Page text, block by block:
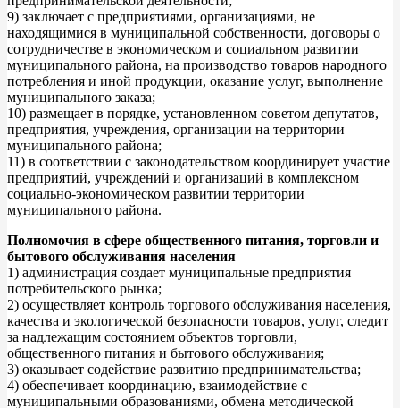
9) заключает с предприятиями, организациями, не
находящимися в муниципальной собственности, договоры о
сотрудничестве в экономическом и социальном развитии
муниципального района, на производство товаров народного
потребления и иной продукции, оказание услуг, выполнение
муниципального заказа;
10) размещает в порядке, установленном советом депутатов,
предприятия, учреждения, организации на территории
муниципального района;
11) в соответствии с законодательством координирует участие
предприятий, учреждений и организаций в комплексном
социально-экономическом развитии территории
муниципального района.
Полномочия в сфере общественного питания, торговли и
бытового обслуживания населения
1) администрация создает муниципальные предприятия
потребительского рынка;
2) осуществляет контроль торгового обслуживания населения,
качества и экологической безопасности товаров, услуг, следит
за надлежащим состоянием объектов торговли,
общественного питания и бытового обслуживания;
3) оказывает содействие развитию предпринимательства;
4) обеспечивает координацию, взаимодействие с
муниципальными образованиями, обмена методической